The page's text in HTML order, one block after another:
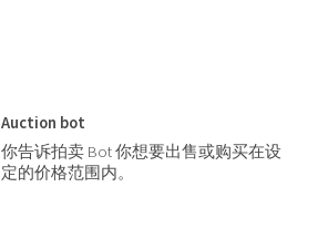
Auction bot
你告诉拍卖 Bot 你想要出售或购买在设
定的价格范围内。